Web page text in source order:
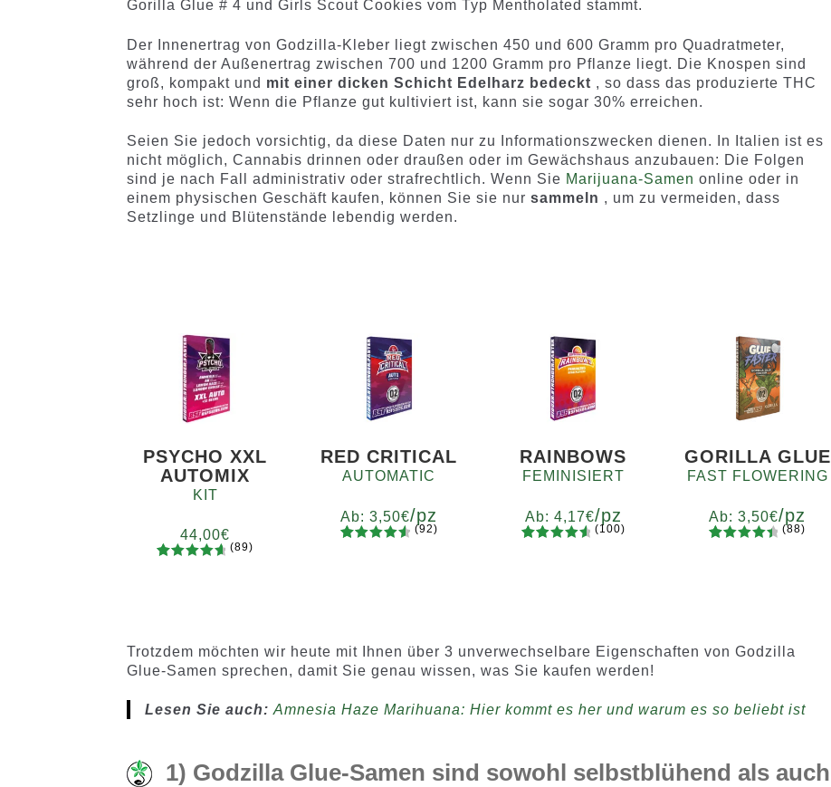
Gorilla Glue # 4 und Girls Scout Cookies vom Typ Mentholated stammt.
Der Innenertrag von Godzilla-Kleber liegt zwischen 450 und 600 Gramm pro Quadratmeter,
während der Außenertrag zwischen 700 und 1200 Gramm pro Pflanze liegt. Die Knospen sind
groß, kompakt und mit einer dicken Schicht Edelharz bedeckt , so dass das produzierte THC
sehr hoch ist: Wenn die Pflanze gut kultiviert ist, kann sie sogar 30% erreichen.
Seien Sie jedoch vorsichtig, da diese Daten nur zu Informationszwecken dienen. In Italien ist es
nicht möglich, Cannabis drinnen oder draußen oder im Gewächshaus anzubauen: Die Folgen
sind je nach Fall administrativ oder strafrechtlich. Wenn Sie Marijuana-Samen online oder in
einem physischen Geschäft kaufen, können Sie sie nursammeln , um zu vermeiden, dass
Setzlinge und Blütenstände lebendig werden.
PSYCHO XXL
AUTOMIX
KIT
44,00€
auf
Kundenb
en
(89)
RED CRITICAL
AUTOMATIC
Ab:3,50€/pz
Kundenb
ewertung
(92)
RAINBOWS
FEMINISIERT
Ab: 4,17€/pz
Kundenb
ewertung
(100)
GORILLA GLUE
FAST FLOWERING
Ab: 3,50€/pz
Kundenb
(88)
Trotzdem möchten wir heute mit Ihnen über 3 unverwechselbare Eigenschaften von Godzilla
Glue-Samen sprechen, damit Sie genau wissen, was Sie kaufen werden!
Lesen Sie auch:Amnesia Haze Marihuana: Hier kommt es her und warum es so beliebt ist
1) Godzilla Glue-Samen sind sowohl selbstblühend als auch